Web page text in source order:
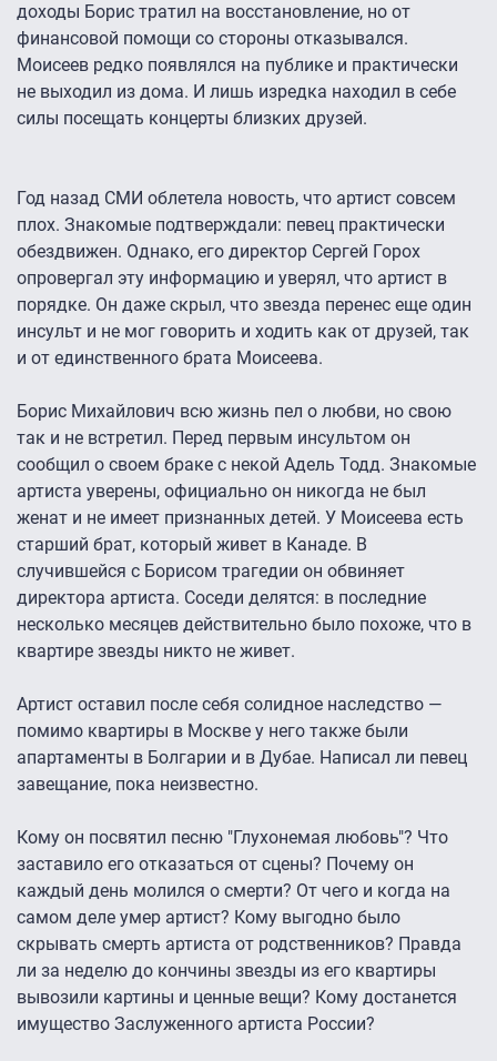
доходы Борис тратил на восстановление, но от
финансовой помощи со стороны отказывался.
Моисеев редко появлялся на публике и практически
не выходил из дома. И лишь изредка находил в себе
силы посещать концерты близких друзей.
Год назад СМИ облетела новость, что артист совсем
плох. Знакомые подтверждали: певец практически
обездвижен. Однако, его директор Сергей Горох
опровергал эту информацию и уверял, что артист в
порядке. Он даже скрыл, что звезда перенес еще один
инсульт и не мог говорить и ходить как от друзей, так
и от единственного брата Моисеева.
Борис Михайлович всю жизнь пел о любви, но свою
так и не встретил. Перед первым инсультом он
сообщил о своем браке с некой Адель Тодд. Знакомые
артиста уверены, официально он никогда не был
женат и не имеет признанных детей. У Моисеева есть
старший брат, который живет в Канаде. В
случившейся с Борисом трагедии он обвиняет
директора артиста. Соседи делятся: в последние
несколько месяцев действительно было похоже, что в
квартире звезды никто не живет.
Артист оставил после себя солидное наследство —
помимо квартиры в Москве у него также были
апартаменты в Болгарии и в Дубае. Написал ли певец
завещание, пока неизвестно.
Кому он посвятил песню "Глухонемая любовь"? Что
заставило его отказаться от сцены? Почему он
каждый день молился о смерти? От чего и когда на
самом деле умер артист? Кому выгодно было
скрывать смерть артиста от родственников? Правда
ли за неделю до кончины звезды из его квартиры
вывозили картины и ценные вещи? Кому достанется
имущество Заслуженного артиста России?